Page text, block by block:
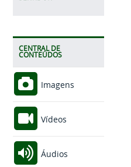
CENTRAL DE
CONTEÚDOS
Imagens
Vídeos
Áudios